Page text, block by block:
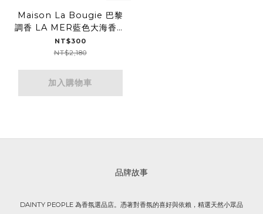
Maison La Bougie 巴黎
調香 LA MER藍色大海香氛
蠟燭
NT$300
NT$2,180
加入購物車
品牌故事
DAINTY PEOPLE 為香氛選品店。憑著對香氛的喜好與依賴，精選天然小眾品